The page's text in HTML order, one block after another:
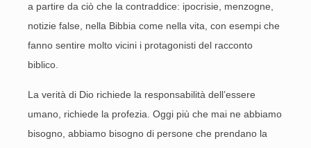
a partire da ciò che la contraddice: ipocrisie, menzogne,
notizie false, nella Bibbia come nella vita, con esempi che
fanno sentire molto vicini i protagonisti del racconto
biblico.
La verità di Dio richiede la responsabilità dell’essere
umano, richiede la profezia. Oggi più che mai ne abbiamo
bisogno, abbiamo bisogno di persone che prendano la